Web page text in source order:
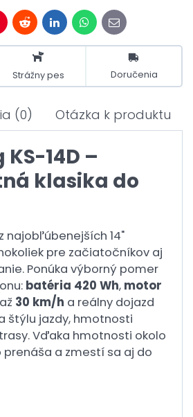
RedditLinkedInWhatsApp
E-
mail
Strážny pes Doručenia
(0) Otázka k produktu
14D –
klasika do
najobľúbenejších 14"
pre začiatočníkov aj
Ponúka výborný pomer
batéria 420 Wh, motor
30 km/h a reálny dojazd
štýlu jazdy, hmotnosti
Vďaka hmotnosti okolo
prenáša a zmestí sa aj do